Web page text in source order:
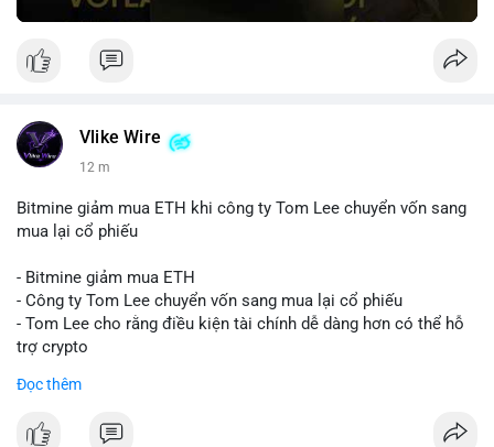
Vlike Wire
12 m
Bitmine giảm mua ETH khi công ty Tom Lee chuyển vốn sang
mua lại cổ phiếu
- Bitmine giảm mua ETH
- Công ty Tom Lee chuyển vốn sang mua lại cổ phiếu
- Tom Lee cho rằng điều kiện tài chính dễ dàng hơn có thể hỗ
trợ crypto
nghỉ tháng 8
#binancesquare
Đọc thêm